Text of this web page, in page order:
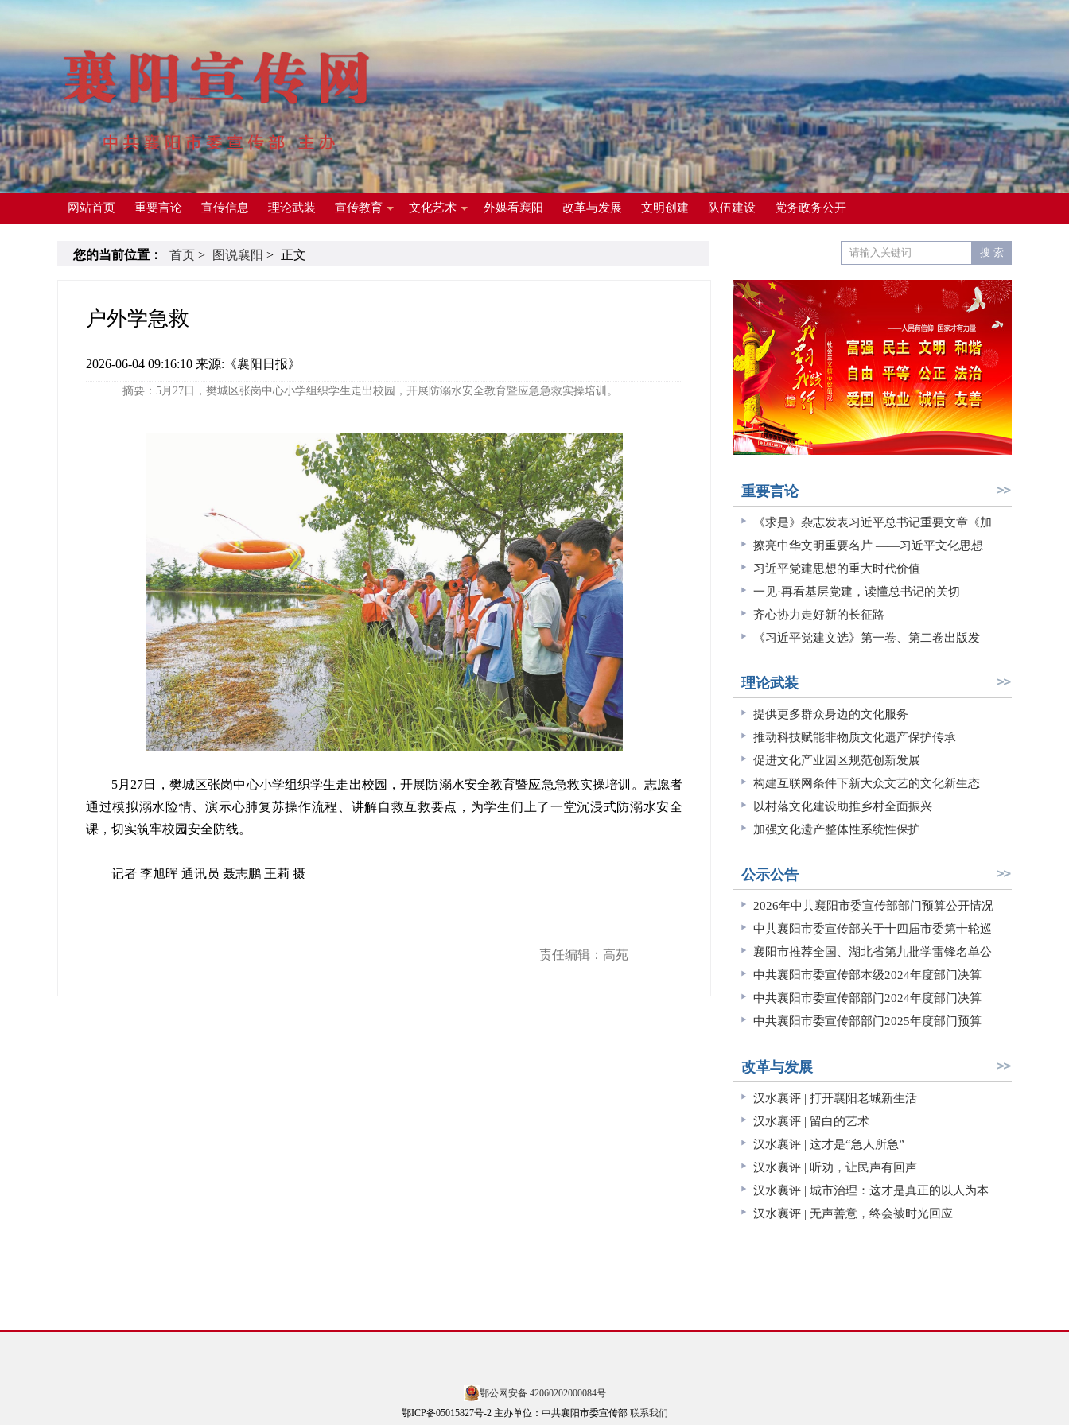
网站首页 重要言论 宣传信息 理论武装 宣传教育 文化艺术 外媒看襄阳 改革与发展 文明创建 队伍建设 党务政务公开
您的当前位置： 首页 > 图说襄阳 > 正文
户外学急救
2026-06-04 09:16:10 来源:《襄阳日报》
摘要：5月27日，樊城区张岗中心小学组织学生走出校园，开展防溺水安全教育暨应急急救实操培训。
5月27日，樊城区张岗中心小学组织学生走出校园，开展防溺水安全教育暨应急急救实操培训。志愿者
通过模拟溺水险情、演示心肺复苏操作流程、讲解自救互救要点，为学生们上了一堂沉浸式防溺水安全
课，切实筑牢校园安全防线。
记者 李旭晖 通讯员 聂志鹏 王莉 摄
责任编辑：高苑
重要言论
《求是》杂志发表习近平总书记重要文章《加
擦亮中华文明重要名片 ——习近平文化思想
习近平党建思想的重大时代价值
一见·再看基层党建，读懂总书记的关切
齐心协力走好新的长征路
《习近平党建文选》第一卷、第二卷出版发
理论武装
提供更多群众身边的文化服务
推动科技赋能非物质文化遗产保护传承
促进文化产业园区规范创新发展
构建互联网条件下新大众文艺的文化新生态
以村落文化建设助推乡村全面振兴
加强文化遗产整体性系统性保护
公示公告
2026年中共襄阳市委宣传部部门预算公开情况
中共襄阳市委宣传部关于十四届市委第十轮巡
襄阳市推荐全国、湖北省第九批学雷锋名单公
中共襄阳市委宣传部本级2024年度部门决算
中共襄阳市委宣传部部门2024年度部门决算
中共襄阳市委宣传部部门2025年度部门预算
改革与发展
汉水襄评 | 打开襄阳老城新生活
汉水襄评 | 留白的艺术
汉水襄评 | 这才是“急人所急”
汉水襄评 | 听劝，让民声有回声
汉水襄评 | 城市治理：这才是真正的以人为本
汉水襄评 | 无声善意，终会被时光回应
鄂公网安备 42060202000084号
鄂ICP备05015827号-2 主办单位：中共襄阳市委宣传部 联系我们